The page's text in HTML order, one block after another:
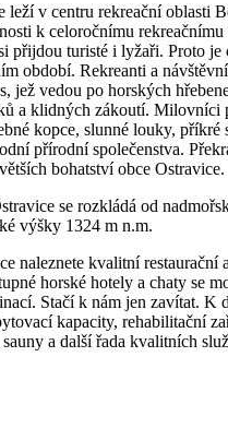
leží v centru rekreační oblasti
k celoročnímu rekreačnímu
přijdou turisté i lyžaři. Proto je
období. Rekreanti a
jež vedou po horských
a klidných zákoutí. Milovníci
kopce, slunné louky, příkré
přírodní společenstva.
bohatství obce Ostravice.
se rozkládá od
výšky 1324 m n.m.
naleznete kvalitní restaurační
horské hotely a chaty se
Stačí k nám jen zavítat. K
kapacity, rehabilitační
a další řada kvalitních